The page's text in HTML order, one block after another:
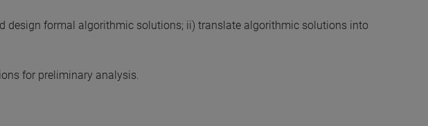
design formal algorithmic solutions; ii) translate algorithmic solutions into
for preliminary analysis.